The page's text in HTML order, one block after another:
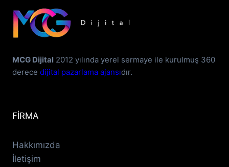
MCG Dijital 2012 yılında yerel sermaye ile kurulmuş 360
derece dijital pazarlama ajansıdır.
FİRMA
Hakkımızda
İletişim